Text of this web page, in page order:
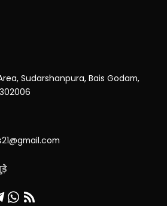
Sudarshanpura, Bais Godam,